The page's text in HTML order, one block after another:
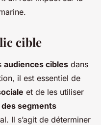
cible
audiences cibles dans
il est essentiel de
et de les utiliser
segments
Il s’agit de déterminer